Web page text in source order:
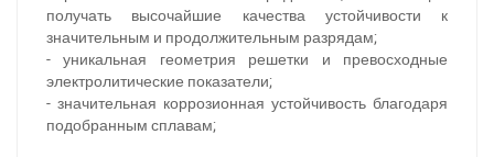
получать высочайшие качества устойчивости к
значительным и продолжительным разрядам;
- уникальная геометрия решетки и превосходные
электролитические показатели;
- значительная коррозионная устойчивость благодаря
подобранным сплавам;